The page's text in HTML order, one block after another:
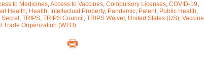
to Medicines,Access to Vaccines, Compulsory Licenses, COVID-19,
Health, Health, Intellectual Property, Pandemic, Patent, Public Health,
Secret, TRIPS, TRIPS Council , TRIPS Waiver, United States (US), Vaccine
Trade Organization (WTO)